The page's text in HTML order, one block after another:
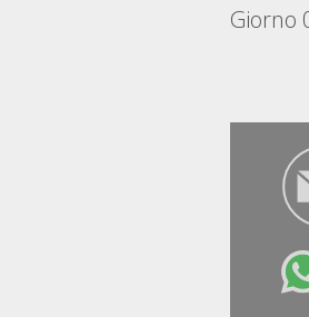
Giorno